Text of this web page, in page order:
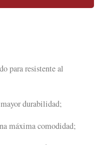
para resistente al
durabilidad;
máxima comodidad;